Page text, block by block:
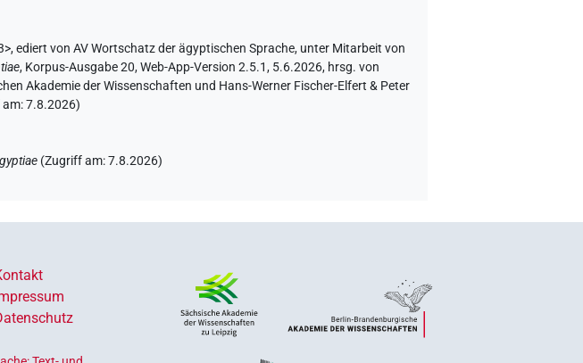
,ediert von AV Wortschatz der ägyptischen Sprache, unter Mitarbeit von
, Korpus-Ausgabe 20, Web-App-Version 2.5.1, 5.6.2026, hrsg. von
Akademie der Wissenschaften und Hans-Werner Fischer-Elfert & Peter
am:7.8.2026)
(Zugriff am:7.8.2026)